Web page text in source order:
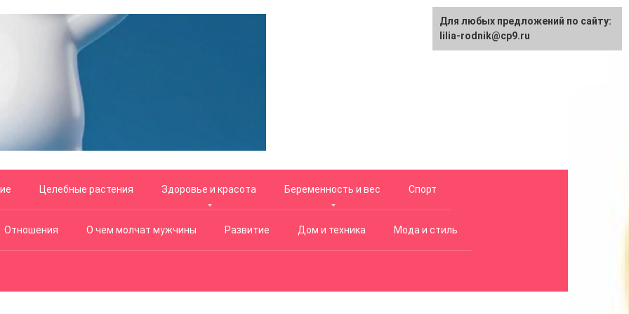
Целебные растения Здоровье и красота Беременность и вес Спорт
Отношения О чем молчат мужчины Развитие Дом и техника Мода и стиль
Для любых предложений по сайту:
lilia-rodnik@cp9.ru